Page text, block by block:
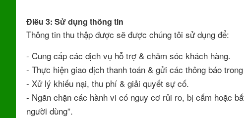
Điều 3: Sử dụng thông tin
Thông tin thu thập được sẽ được chúng tôi sử dụng để:
- Cung cấp các dịch vụ hỗ trợ & chăm sóc khách hàng.
- Thực hiện giao dịch thanh toán & gửi các thông báo
- Xử lý khiếu nại, thu phí & giải quyết sự cố.
- Ngăn chặn các hành vi có nguy cơ rủi ro, bị cấm hoặc
người dùng”.